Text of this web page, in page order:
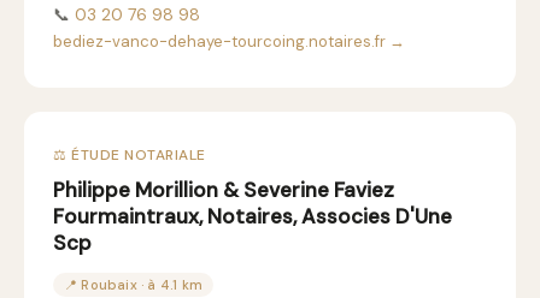
📞 03 20 76 98 98
bediez-vanco-dehaye-tourcoing.notaires.fr →
⚖️ ÉTUDE NOTARIALE
Philippe Morillion & Severine Faviez
Fourmaintraux, Notaires, Associes D'Une
Scp
📍 Roubaix · à 4.1 km